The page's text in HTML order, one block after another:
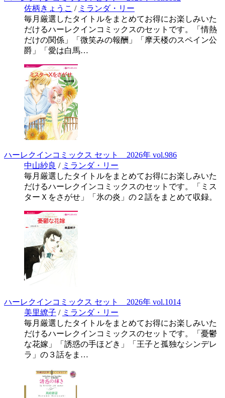
佐柄きょうこ / ミランダ・リー
毎月厳選したタイトルをまとめてお得にお楽しみいた
だけるハーレクインコミックスのセットです。「情熱
だけの関係」「微笑みの報酬」「摩天楼のスペイン公
爵」「愛は白馬…
ハーレクインコミックス セット 2026年 vol.986
中山紗良 / ミランダ・リー
毎月厳選したタイトルをまとめてお得にお楽しみいた
だけるハーレクインコミックスのセットです。「ミス
ターＸをさがせ」「氷の炎」の２話をまとめて収録。
ハーレクインコミックス セット 2026年 vol.1014
美里繚子 / ミランダ・リー
毎月厳選したタイトルをまとめてお得にお楽しみいた
だけるハーレクインコミックスのセットです。「憂鬱
な花嫁」「誘惑の手ほどき」「王子と孤独なシンデレ
ラ」の３話をま…